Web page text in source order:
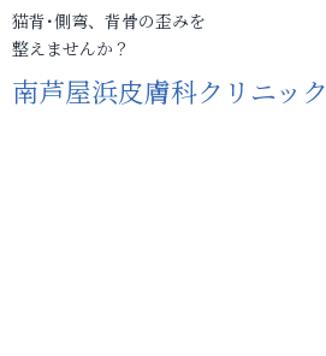
猫背･側弯、背骨の歪みを
整えませんか？
南芦屋浜皮膚科クリニック